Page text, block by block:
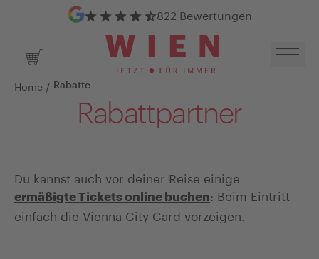
Google Bewertungen
822 Bewertungen
Warenkorb
Home / Rabatte
Rabattpartner
Du kannst auch vor deiner Reise einige
ermäßigte Tickets online buchen: Beim Eintritt
einfach die Vienna City Card vorzeigen.